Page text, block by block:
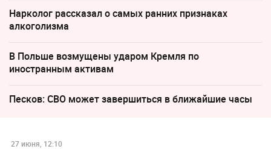
Нарколог рассказал о самых ранних признаках
алкоголизма
В Польше возмущены ударом Кремля по
иностранным активам
Песков: СВО может завершиться в ближайшие часы
27 июня, 12:10